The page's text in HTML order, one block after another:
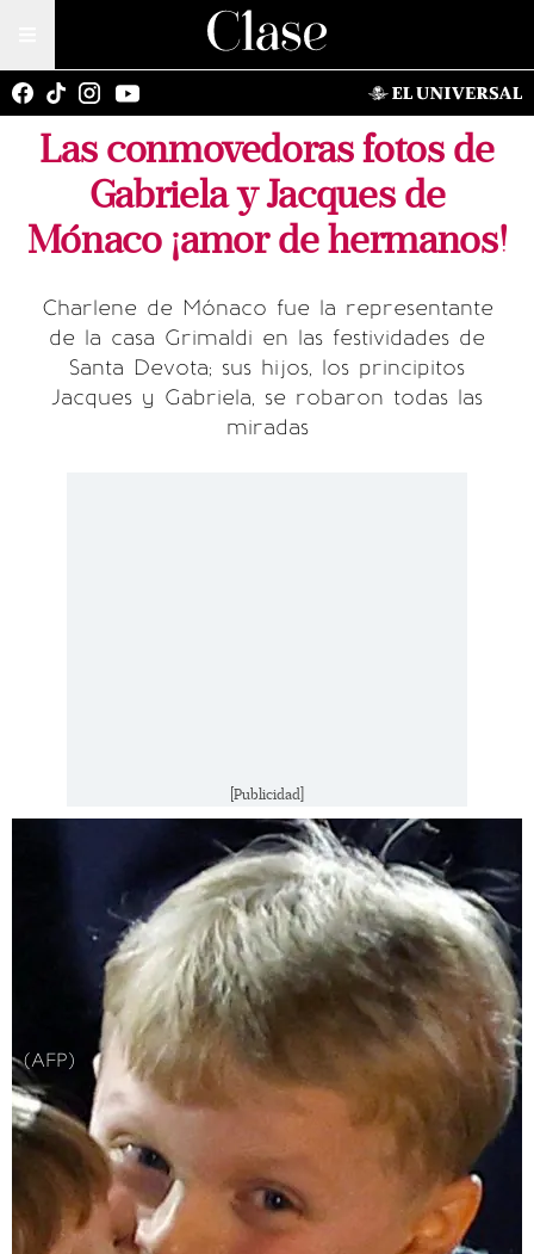
Las conmovedoras fotos de
Gabriela y Jacques de
Mónaco ¡amor de hermanos!
Charlene de Mónaco fue la representante
de la casa Grimaldi en las festividades de
Santa Devota; sus hijos, los principitos
Jacques y Gabriela, se robaron todas las
miradas
[Publicidad]
(AFP)